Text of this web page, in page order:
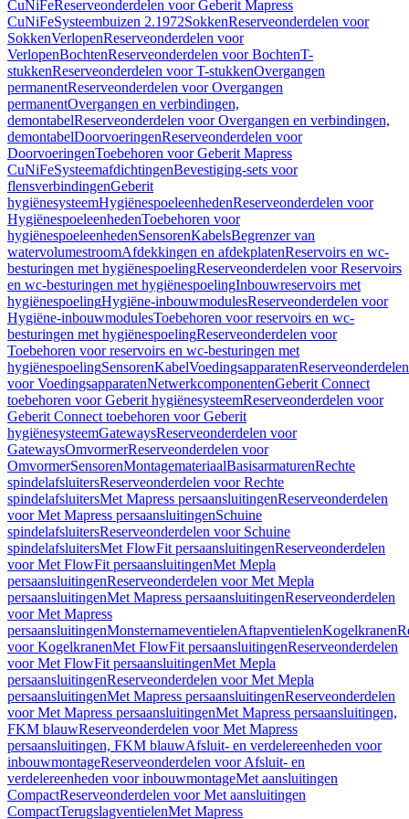
CuNiFeReserveonderdelen voor Geberit Mapress
CuNiFeSysteembuizen 2.1972SokkenReserveonderdelen voor
SokkenVerlopenReserveonderdelen voor
VerlopenBochtenReserveonderdelen voor BochtenT-
stukkenReserveonderdelen voor T-stukkenOvergangen
permanentReserveonderdelen voor Overgangen
permanentOvergangen en verbindingen,
demontabelReserveonderdelen voor Overgangen en verbindingen,
demontabelDoorvoeringenReserveonderdelen voor
DoorvoeringenToebehoren voor Geberit Mapress
CuNiFeSysteemafdichtingenBevestiging-sets voor
flensverbindingenGeberit
hygiënesysteemHygiënespoeleenhedenReserveonderdelen voor
HygiënespoeleenhedenToebehoren voor
hygiënespoeleenhedenSensorenKabelsBegrenzer van
watervolumestroomAfdekkingen en afdekplatenReservoirs en wc-
besturingen met hygiënespoelingReserveonderdelen voor Reservoirs
en wc-besturingen met hygiënespoelingInbouwreservoirs met
hygiënespoelingHygiëne-inbouwmodulesReserveonderdelen voor
Hygiëne-inbouwmodulesToebehoren voor reservoirs en wc-
besturingen met hygiënespoelingReserveonderdelen voor
Toebehoren voor reservoirs en wc-besturingen met
hygiënespoelingSensorenKabelVoedingsapparatenReserveonderdelen
voor VoedingsapparatenNetwerkcomponentenGeberit Connect
toebehoren voor Geberit hygiënesysteemReserveonderdelen voor
Geberit Connect toebehoren voor Geberit
hygiënesysteemGatewaysReserveonderdelen voor
GatewaysOmvormerReserveonderdelen voor
OmvormerSensorenMontagemateriaalBasisarmaturenRechte
spindelafsluitersReserveonderdelen voor Rechte
spindelafsluitersMet Mapress persaansluitingenReserveonderdelen
voor Met Mapress persaansluitingenSchuine
spindelafsluitersReserveonderdelen voor Schuine
spindelafsluitersMet FlowFit persaansluitingenReserveonderdelen
voor Met FlowFit persaansluitingenMet Mepla
persaansluitingenReserveonderdelen voor Met Mepla
persaansluitingenMet Mapress persaansluitingenReserveonderdelen
voor Met Mapress
persaansluitingenMonsternameventielenAftapventielenKogelkranen
voor KogelkranenMet FlowFit persaansluitingenReserveonderdelen
voor Met FlowFit persaansluitingenMet Mepla
persaansluitingenReserveonderdelen voor Met Mepla
persaansluitingenMet Mapress persaansluitingenReserveonderdelen
voor Met Mapress persaansluitingenMet Mapress persaansluitingen,
FKM blauwReserveonderdelen voor Met Mapress
persaansluitingen, FKM blauwAfsluit- en verdelereenheden voor
inbouwmontageReserveonderdelen voor Afsluit- en
verdelereenheden voor inbouwmontageMet aansluitingen
CompactReserveonderdelen voor Met aansluitingen
CompactTerugslagventielenMet Mapress